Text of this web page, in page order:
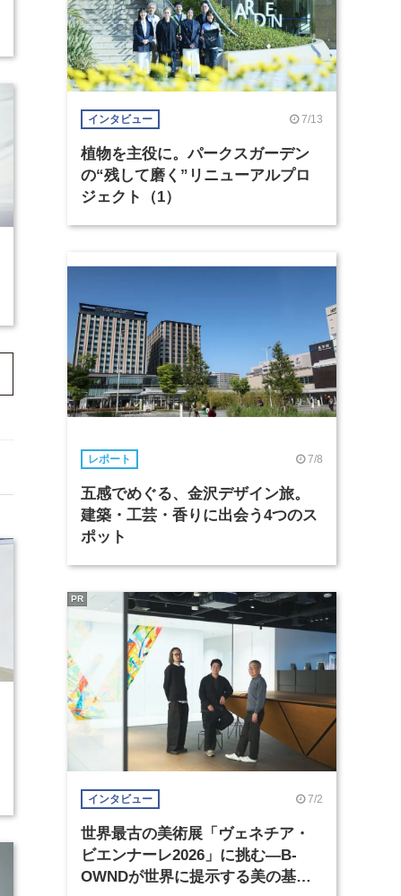
インタビュー 7/13
植物を主役に。パークスガーデン
の“残して磨く”リニューアルプロ
ジェクト（1）
レポート 7/8
五感でめぐる、金沢デザイン旅。
建築・工芸・香りに出会う4つのス
ポット
インタビュー 7/2
世界最古の美術展「ヴェネチア・
ビエンナーレ2026」に挑む―B-
OWNDが世界に提示する美の基準
PR